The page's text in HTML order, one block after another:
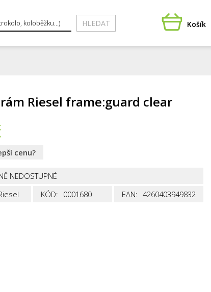
HLEDAT Košík
Riesel frame:guard clear
cenu?
NEDOSTUPNÉ
KÓD: 0001680 EAN: 4260403949832